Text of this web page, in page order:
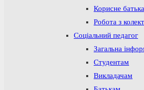
Корисне
Робота з
Соціальний педагог
Загальна
Студентам
Викладачам